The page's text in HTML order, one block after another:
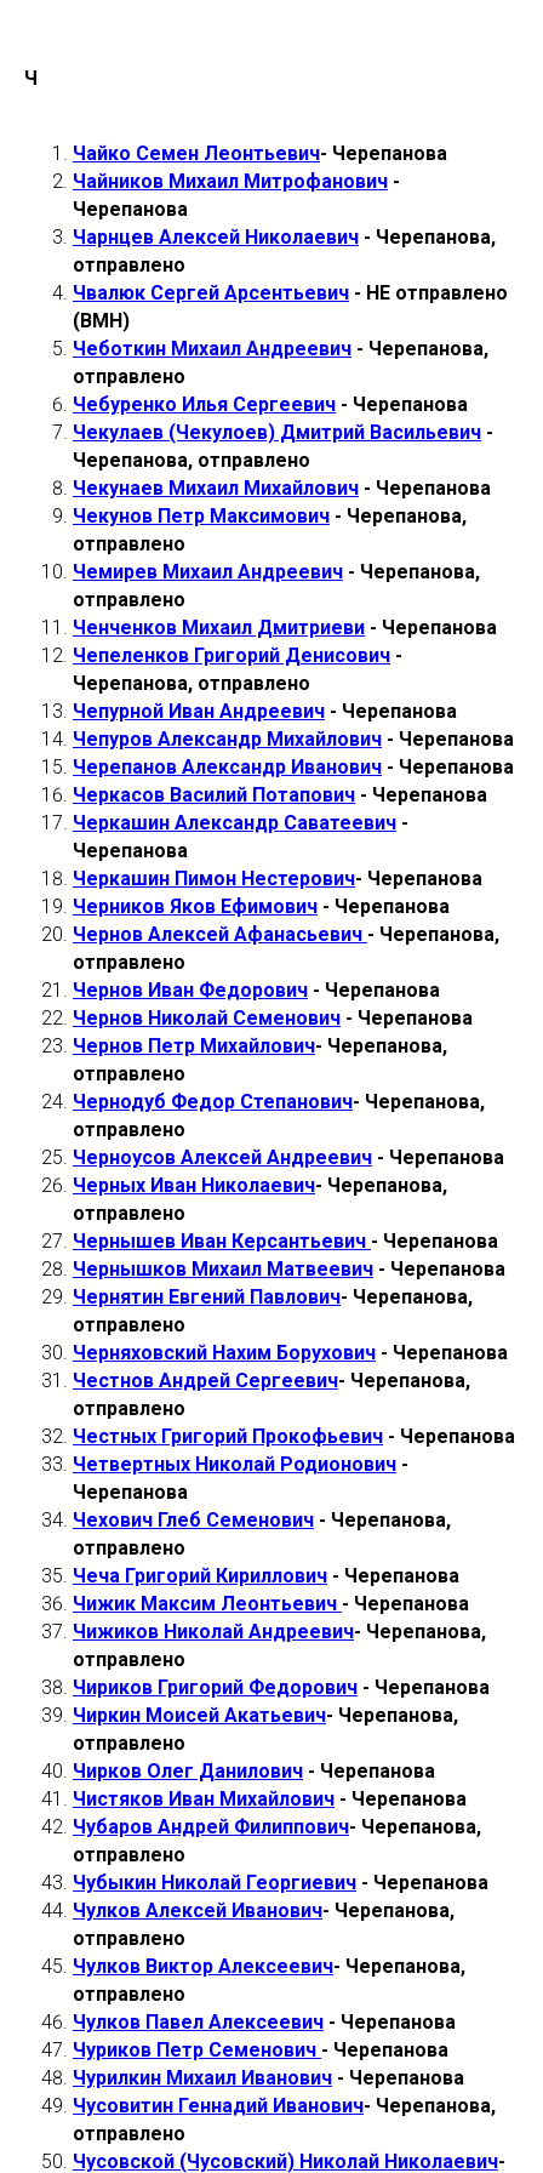
Ч
Чайко Семен Леонтьевич- Черепанова
Чайников Михаил Митрофанович -
Черепанова
Чарнцев Алексей Николаевич - Черепанова,
отправлено
Чвалюк Сергей Арсентьевич - НЕ отправлено
(ВМН)
Чеботкин Михаил Андреевич - Черепанова,
отправлено
Чебуренко Илья Сергеевич - Черепанова
Чекулаев (Чекулоев) Дмитрий Васильевич -
Черепанова, отправлено
Чекунаев Михаил Михайлович - Черепанова
Чекунов Петр Максимович - Черепанова,
отправлено
Чемирев Михаил Андреевич - Черепанова,
отправлено
Ченченков Михаил Дмитриеви - Черепанова
Чепеленков Григорий Денисович -
Черепанова, отправлено
Чепурной Иван Андреевич - Черепанова
Чепуров Александр Михайлович - Черепанова
Черепанов Александр Иванович - Черепанова
Черкасов Василий Потапович - Черепанова
Черкашин Александр Саватеевич -
Черепанова
Черкашин Пимон Нестерович- Черепанова
Черников Яков Ефимович - Черепанова
Чернов Алексей Афанасьевич - Черепанова,
отправлено
Чернов Иван Федорович - Черепанова
Чернов Николай Семенович - Черепанова
Чернов Петр Михайлович- Черепанова,
отправлено
Чернодуб Федор Степанович- Черепанова,
отправлено
Черноусов Алексей Андреевич - Черепанова
Черных Иван Николаевич- Черепанова,
отправлено
Чернышев Иван Керсантьевич - Черепанова
Чернышков Михаил Матвеевич - Черепанова
Чернятин Евгений Павлович- Черепанова,
отправлено
Черняховский Нахим Борухович - Черепанова
Честнов Андрей Сергеевич- Черепанова,
отправлено
Честных Григорий Прокофьевич - Черепанова
Четвертных Николай Родионович -
Черепанова
Чехович Глеб Семенович - Черепанова,
отправлено
Чеча Григорий Кириллович - Черепанова
Чижик Максим Леонтьевич - Черепанова
Чижиков Николай Андреевич- Черепанова,
отправлено
Чириков Григорий Федорович - Черепанова
Чиркин Моисей Акатьевич- Черепанова,
отправлено
Чирков Олег Данилович - Черепанова
Чистяков Иван Михайлович - Черепанова
Чубаров Андрей Филиппович- Черепанова,
отправлено
Чубыкин Николай Георгиевич - Черепанова
Чулков Алексей Иванович- Черепанова,
отправлено
Чулков Виктор Алексеевич- Черепанова,
отправлено
Чулков Павел Алексеевич - Черепанова
Чуриков Петр Семенович - Черепанова
Чурилкин Михаил Иванович - Черепанова
Чусовитин Геннадий Иванович- Черепанова,
отправлено
Чусовской (Чусовский) Николай Николаевич-